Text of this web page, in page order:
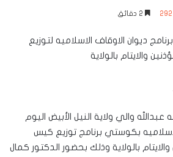
292
ديوان الاوقاف الاسلاميه لتوزيع
والايتام بالولاية
والي ولاية النيل الأبيض اليوم
بكوستي برنامج توزيع كيس
والايتام بالولاية وذلك بحضور الدكتور كمال